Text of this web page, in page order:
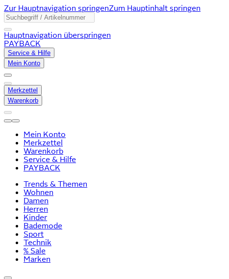
Zur Hauptnavigation springenZum Hauptinhalt springen
Hauptnavigation überspringen
PAYBACK
Service & Hilfe
Mein Konto
Merkzettel
Warenkorb
Mein Konto
Merkzettel
Warenkorb
Service & Hilfe
PAYBACK
Trends & Themen
Wohnen
Damen
Herren
Kinder
Bademode
Sport
Technik
% Sale
Marken